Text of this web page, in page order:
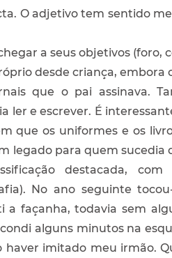
O adjetivo tem sentido
a seus objetivos (foro,
desde criança,
que o pai assinava.
ler e escrever. É
que os uniformes e os
legado para quem
destacada,
No ano seguinte
façanha, todavia sem
alguns minutos na
imitado meu irmão.